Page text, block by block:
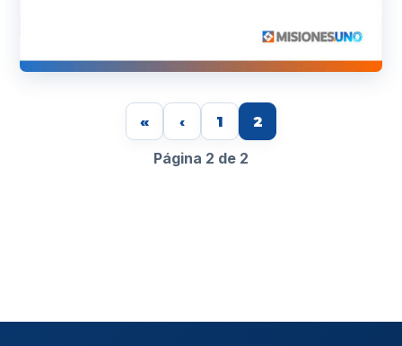
« ‹ 1 2
Página 2 de 2